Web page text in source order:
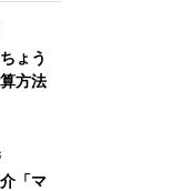
ょう
方法
「マ